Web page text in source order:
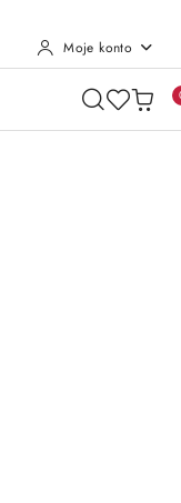
Moje konto